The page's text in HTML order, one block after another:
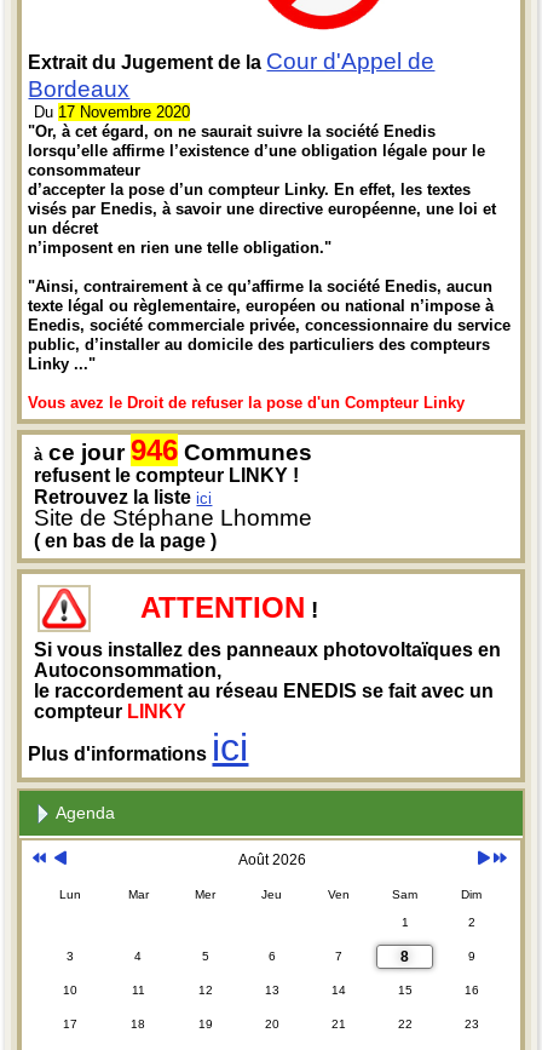
Extrait du Jugement de la Cour d'Appel de
Bordeaux
Du 17 Novembre 2020
"Or, à cet égard, on ne saurait suivre la société Enedis
lorsqu’elle affirme l’existence d’une obligation légale pour le
consommateur
d’accepter la pose d’un compteur Linky. En effet, les textes
visés par Enedis, à savoir une directive européenne, une loi et
un décret
n’imposent en rien une telle obligation."
"Ainsi, contrairement à ce qu’affirme la société Enedis, aucun
texte légal ou règlementaire, européen ou national n’impose à
Enedis, société commerciale privée, concessionnaire du service
public, d’installer au domicile des particuliers des compteurs
Linky ..."
Vous avez le Droit de refuser la pose d'un Compteur Linky
à ce jour946 Communes
refusent le compteur LINKY !
Retrouvez la listeici
Site de Stéphane Lhomme
( en bas de la page )
ATTENTION !
Si vous installez des panneaux photovoltaïques en
Autoconsommation,
le raccordement au réseau ENEDIS se fait avec un
compteur LINKY
Plus d'informations ici
Agenda
Août 2026
Lun Mar Mer Jeu Ven Sam Dim
1 2
3 4 5 6 7 8 9
10 11 12 13 14 15 16
17 18 19 20 21 22 23